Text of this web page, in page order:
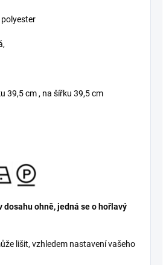
polyester
39,5 cm , na šířku 39,5 cm
ohně, jedná se o hořlavý
lišit, vzhledem nastavení vašeho